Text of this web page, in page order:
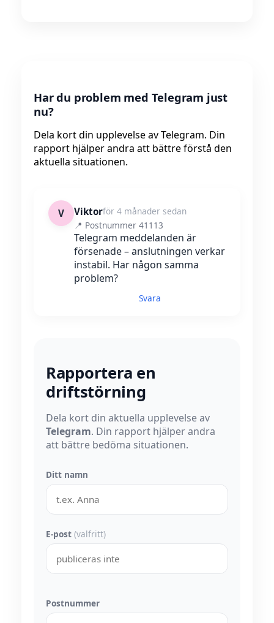
Har du problem med Telegram just
nu?
Dela kort din upplevelse av Telegram. Din
rapport hjälper andra att bättre förstå den
aktuella situationen.
V Viktorför 4 månader sedan
📍 Postnummer 41113
Telegram meddelanden är
försenade – anslutningen verkar
instabil. Har någon samma
problem?
Svara
Rapportera en
driftstörning
Dela kort din aktuella upplevelse av
Telegram. Din rapport hjälper andra
att bättre bedöma situationen.
Ditt namn
E-post (valfritt)
Postnummer